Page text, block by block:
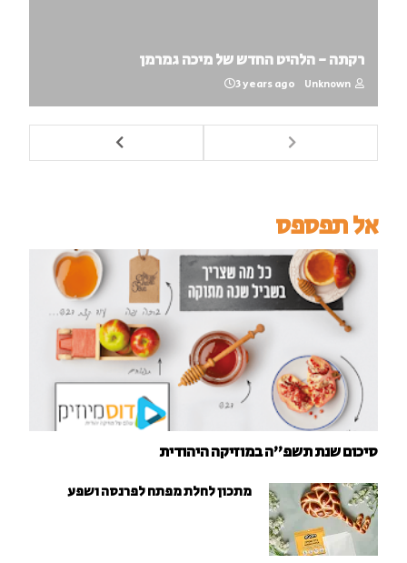
רקתה - הלהיט החדש של מיכה גמרמן
Unknown
3 years ago
אל תפספס
סיכום שנת תשפ"ה במוזיקה היהודית
מתכון לחלת מפתח לפרנסה ושפע